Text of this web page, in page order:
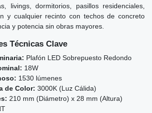
livings, dormitorios, pasillos residenciales,
y cualquier recinto con techos de concreto
y potencia sin obras mayores.
Técnicas Clave
Plafón LED Sobrepuesto Redondo
18W
1530 lúmenes
de Color: 3000K (Luz Cálida)
210 mm (Diámetro) x 28 mm (Altura)